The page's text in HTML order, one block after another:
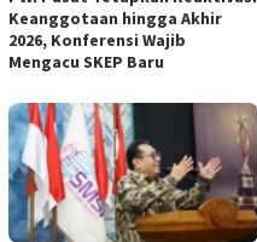
Keanggotaan hingga Akhir
2026, Konferensi Wajib
Mengacu SKEP Baru